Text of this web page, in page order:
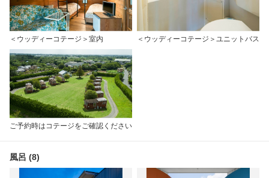
＜ウッディーコテージ＞室内 ＜ウッディーコテージ＞ユニットバス
ご予約時はコテージをご確認ください
風呂 (8)